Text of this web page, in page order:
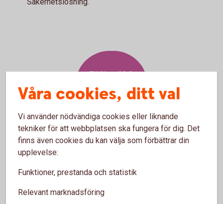
Följer ISO
20022
standard
Våra cookies, ditt val
Vi använder nödvändiga cookies eller liknande
tekniker för att webbplatsen ska fungera för dig. Det
finns även cookies du kan välja som förbättrar din
upplevelse:
Funktioner, prestanda och statistik
Relevant marknadsföring